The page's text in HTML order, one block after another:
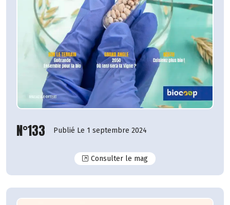
N°133 Publié Le 1 septembre 2024
Consulter le magN°133